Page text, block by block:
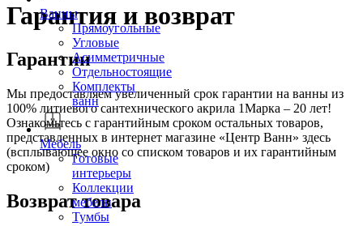
Ванны
Прямоугольные
Угловые
Асимметричные
Отдельностоящие
Комплекты
ванн
Мебель
Готовые
интерьеры
Коллекции
мебели
Тумбы
Гарантия и возврат
Гарантии
Мы предоставляем увеличенный срок гарантии на ванны из
100% литиевого сантехнического акрила 1Марка – 20 лет!
Ознакомьтесь с гарантийным сроком остальных товаров,
представленных в интернет магазине «Центр Ванн» здесь
(всплывающее окно со списком товаров и их гарантийным
сроком)
Возврат товара